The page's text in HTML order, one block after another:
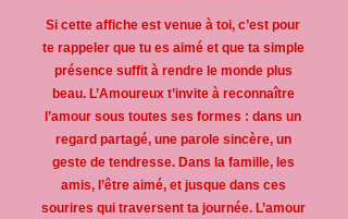
Si cette affiche est venue à toi, c’est pour
te rappeler que tu es aimé et que ta simple
présence suffit à rendre le monde plus
beau. L’Amoureux t’invite à reconnaître
l’amour sous toutes ses formes : dans un
regard partagé, une parole sincère, un
geste de tendresse. Dans la famille, les
amis, l’être aimé, et jusque dans ces
sourires qui traversent ta journée. L’amour